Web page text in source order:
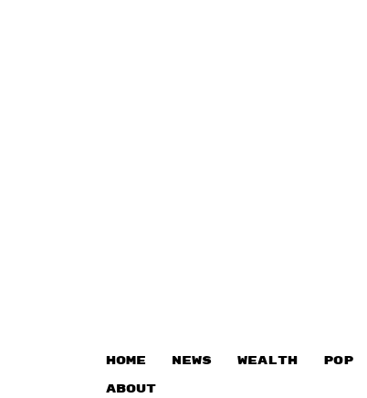
HOME NEWS WEALTH POP
ABOUT